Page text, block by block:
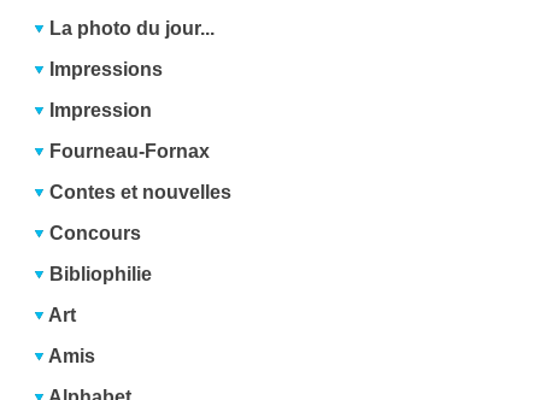
La photo du jour...
Impressions
Impression
Fourneau-Fornax
Contes et nouvelles
Concours
Bibliophilie
Art
Amis